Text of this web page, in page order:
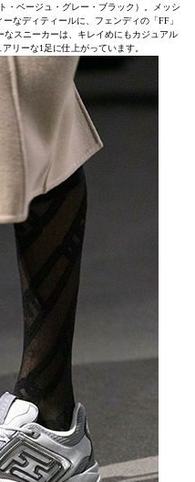
・ベージュ・グレー・ブラック）。メッシ
なディティールに、フェンディの「FF」
スニーカーは、キレイめにもカジュアル
リーな1足に仕上がっています。